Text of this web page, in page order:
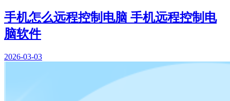
手机怎么远程控制电脑 手机远程控制电
脑软件
2026-03-03